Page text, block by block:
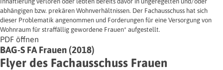
abhängigen bzw. prekären Wohnverhältnissen. Der Fachausschuss hat sich
dieser Problematik angenommen und Forderungen für eine Versorgung von
Wohnraum für straffällig gewordene Frauen* aufgestellt.
PDF öffnen
BAG-S FA Frauen (2018)
Flyer des Fachausschuss Frauen